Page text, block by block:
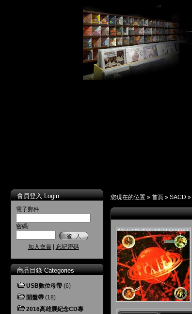
會員登入 Login
電子郵件:
密碼:
加入會員 忘記密碼
商品目錄 Categories
USB數位母帶 (6)
開盤帶 (18)
2016高雄展紀念CD專
您現在的位置 » 首頁 » SACD »